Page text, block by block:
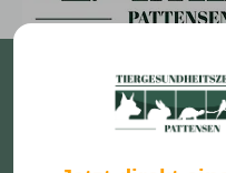
Notdienstplan
Den aktuellen